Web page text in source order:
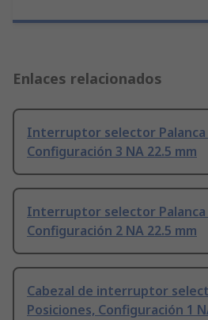
Enlaces relacionados
Interruptor selector Palanca
Configuración 3 NA 22.5 mm
Interruptor selector Palanca
Configuración 2 NA 22.5 mm
Cabezal de interruptor
Posiciones, Configuración 1